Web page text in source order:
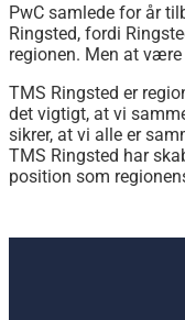
PwC samlede for år
Ringsted, fordi
regionen. Men at
TMS Ringsted er
det vigtigt, at vi
sikrer, at vi alle er
TMS Ringsted har
position som